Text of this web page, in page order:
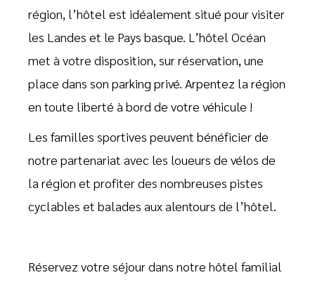
région, l’hôtel est idéalement situé pour visiter
les Landes et le Pays basque. L’hôtel Océan
met à votre disposition, sur réservation, une
place dans son parking privé. Arpentez la région
en toute liberté à bord de votre véhicule !
Les familles sportives peuvent bénéficier de
notre partenariat avec les loueurs de vélos de
la région et profiter des nombreuses pistes
cyclables et balades aux alentours de l’hôtel.
Réservez votre séjour dans notre hôtel familial